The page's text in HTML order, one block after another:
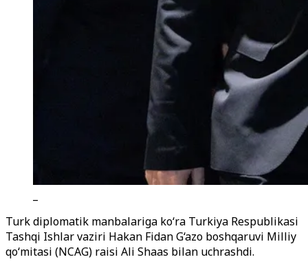
Turk diplomatik manbalariga ko‘ra Turkiya Respublikasi
Tashqi Ishlar vaziri Hakan Fidan G‘azo boshqaruvi Milliy
qo‘mitasi (NCAG) raisi Ali Shaas bilan uchrashdi.